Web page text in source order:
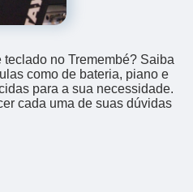
teclado no Tremembé? Saiba
como de bateria, piano e
para a sua necessidade.
cada uma de suas dúvidas